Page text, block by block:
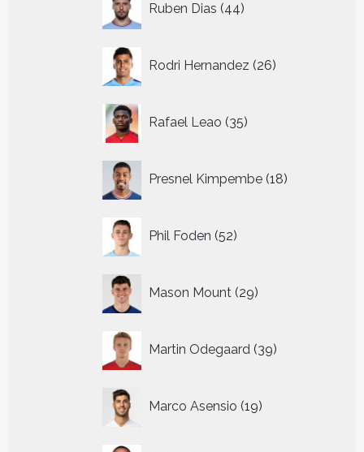
Ruben Dias 44
producten
Rodri Hernandez 26
producten
Rafael Leao 35
producten
Presnel Kimpembe 18
producten
Phil Foden 52
producten
Mason Mount 29
producten
Martin Odegaard 39
producten
Marco Asensio 19
producten